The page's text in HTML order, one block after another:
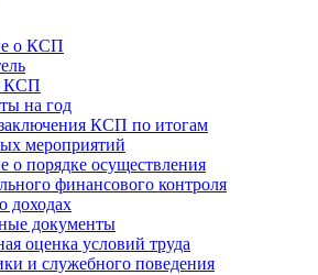
о КСП
КСП
на год
КСП по итогам
мероприятий
о порядке осуществления
финансового контроля
доходах
документы
оценка условий труда
и служебного поведения